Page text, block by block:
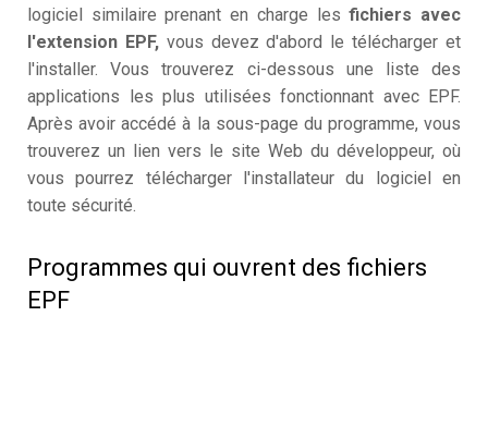
logiciel similaire prenant en charge lesfichiers avec
l'extension EPF,vous devez d'abord le télécharger et
l'installer. Vous trouverez ci-dessous une liste des
applications les plus utilisées fonctionnant avec EPF.
Après avoir accédé à la sous-page du programme, vous
trouverez un lien vers le site Web du développeur, où
vous pourrez télécharger l'installateur du logiciel en
toute sécurité.
Programmes qui ouvrent des fichiers
EPF